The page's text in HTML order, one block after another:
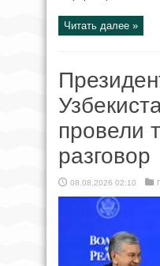
Читать далее »
провели
разговор
08.08.2026 02:10